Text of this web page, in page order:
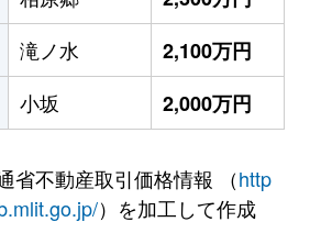
滝ノ水
2,100万円
小坂 2,000万円
省不動産取引価格情報 （http
）を加工して作成